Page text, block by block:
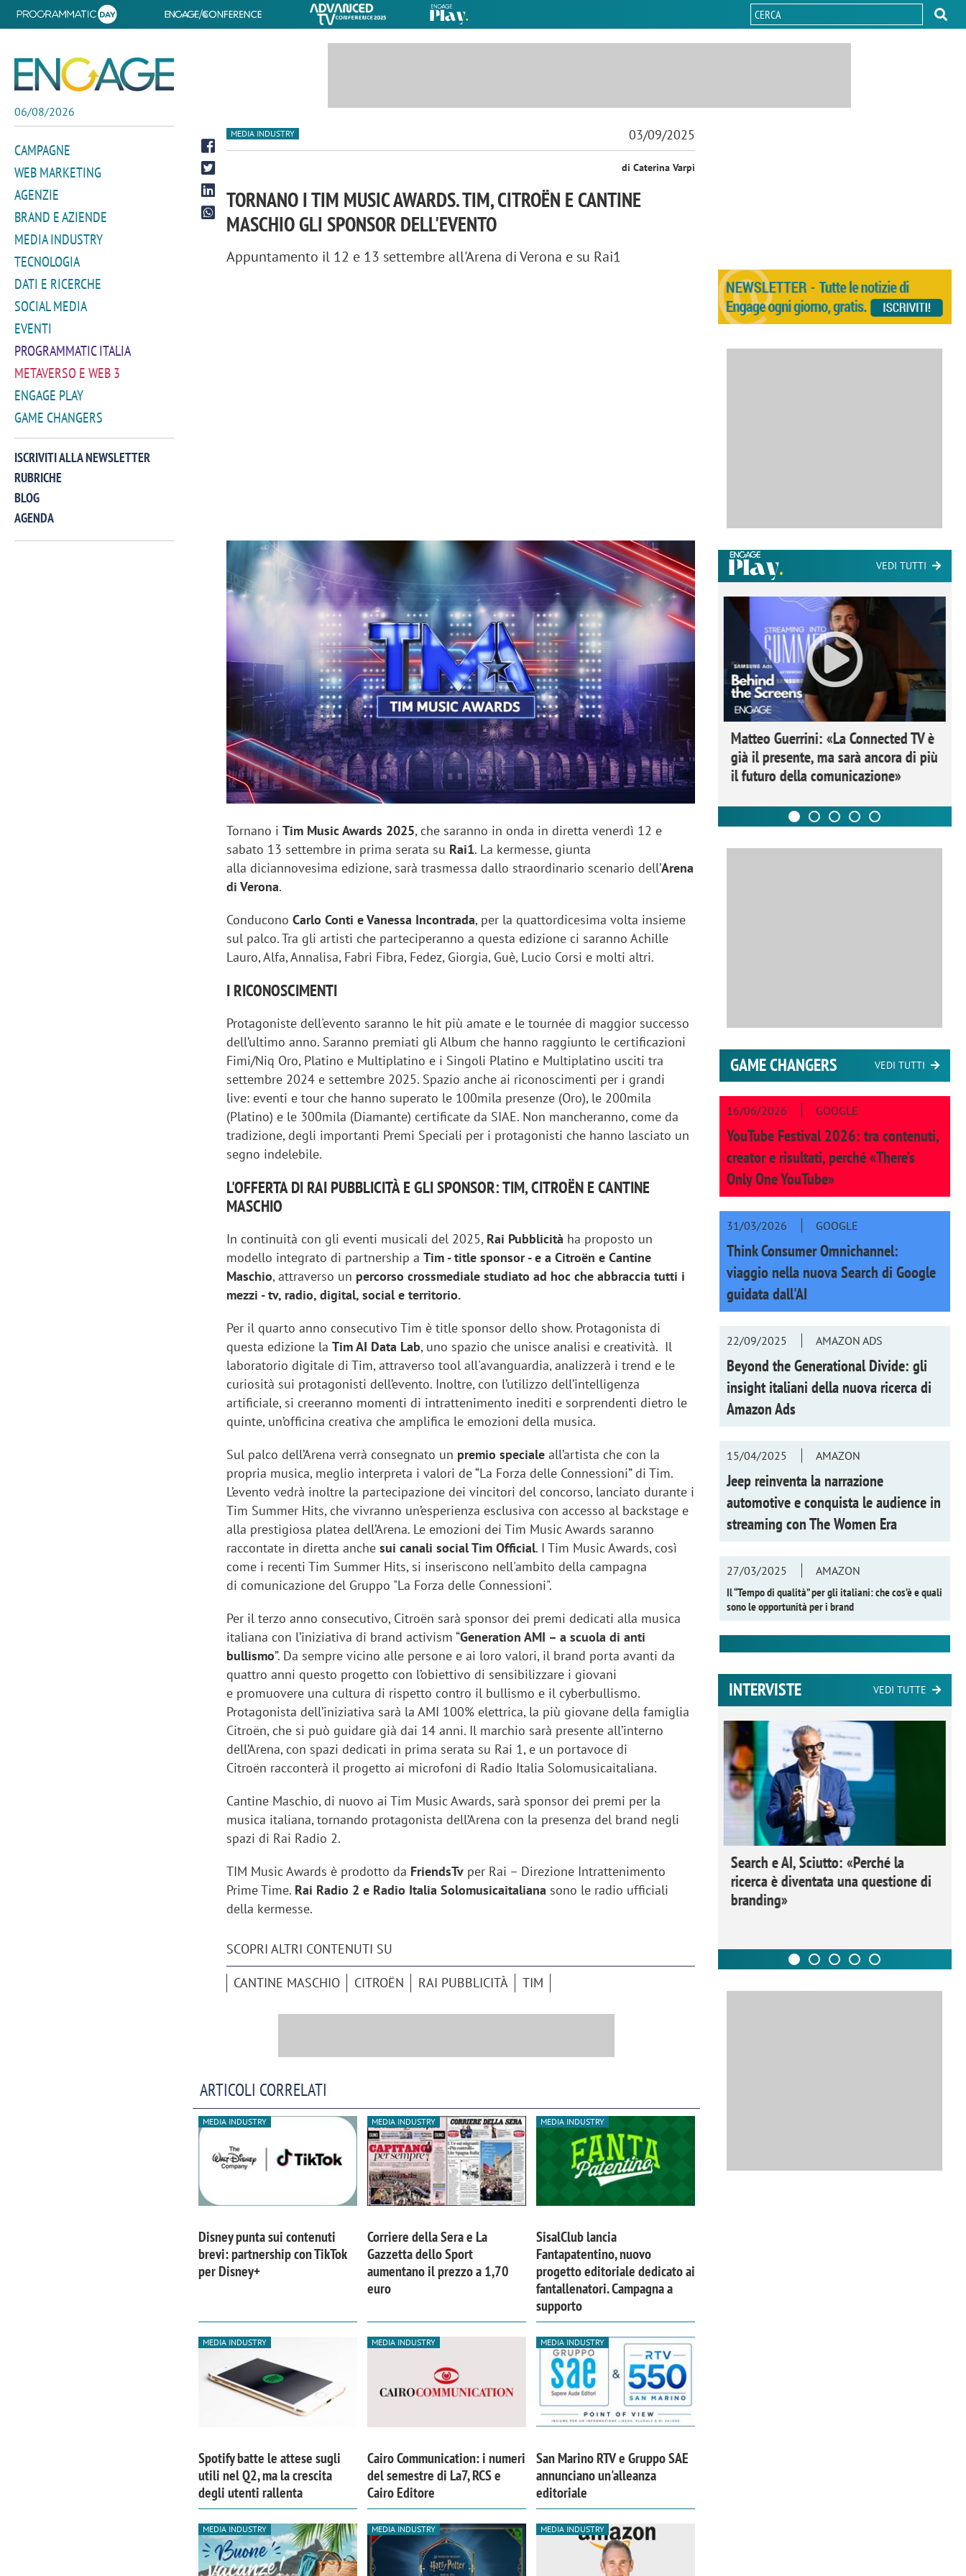
06/08/2026
CAMPAGNE
WEB MARKETING
AGENZIE
BRAND E AZIENDE
MEDIA INDUSTRY
TECNOLOGIA
DATI E RICERCHE
SOCIAL MEDIA
EVENTI
PROGRAMMATIC ITALIA
METAVERSO E WEB 3
ENGAGE PLAY
GAME CHANGERS
ISCRIVITI ALLA NEWSLETTER
RUBRICHE
BLOG
AGENDA
MEDIA INDUSTRY 03/09/2025
di Caterina Varpi
TORNANO I TIM MUSIC AWARDS. TIM, CITROËN E CANTINE
MASCHIO GLI SPONSOR DELL'EVENTO
Appuntamento il 12 e 13 settembre all'Arena di Verona e su Rai1
Tornano iTim Music Awards 2025, che saranno in onda in diretta venerdì 12 e
sabato 13 settembre in prima serata su Rai1. La kermesse, giunta
alla diciannovesima edizione, sarà trasmessa dallo straordinario scenario dell’Arena
di Verona.
ConduconoCarlo Conti e Vanessa Incontrada, per la quattordicesima volta insieme
sul palco. Tra gli artisti che parteciperanno a questa edizione ci saranno Achille
Lauro, Alfa, Annalisa, Fabri Fibra, Fedez, Giorgia, Guè, Lucio Corsi e molti altri.
I RICONOSCIMENTI
Protagoniste dell'evento saranno le hit più amate e le tournée di maggior successo
dell’ultimo anno. Saranno premiati gli Album che hanno raggiunto le certificazioni
Fimi/Niq Oro, Platino e Multiplatino e i Singoli Platino e Multiplatino usciti tra
settembre 2024 e settembre 2025. Spazio anche ai riconoscimenti per i grandi
live: eventi e tour che hanno superato le 100mila presenze (Oro), le 200mila
(Platino) e le 300mila (Diamante) certificate da SIAE. Non mancheranno, come da
tradizione, degli importanti Premi Speciali per i protagonisti che hanno lasciato un
segno indelebile.
L'OFFERTA DI RAI PUBBLICITÀ E GLI SPONSOR: TIM, CITROËN E CANTINE
MASCHIO
In continuità con gli eventi musicali del 2025, Rai Pubblicità ha proposto un
modello integrato di partnership aTim - title sponsor - e a Citroën e Cantine
Maschio, attraverso un percorso crossmediale studiato ad hoc che abbraccia tutti i
mezzi - tv, radio, digital, social e territorio.
Per il quarto anno consecutivo Tim è title sponsor dello show. Protagonista di
questa edizione laTim AI Data Lab, uno spazio che unisce analisi e creatività. Il
laboratorio digitale di Tim, attraverso tool all'avanguardia, analizzerà i trend e le
curiosità sui protagonisti dell’evento. Inoltre, con l’utilizzo dell’intelligenza
artificiale, si creeranno momenti di intrattenimento inediti e sorprendenti dietro le
quinte, un’officina creativa che amplifica le emozioni della musica.
Sul palco dell’Arena verrà consegnato un premio speciale all’artista che con la
propria musica, meglio interpreta i valori de “La Forza delle Connessioni” di Tim.
L’evento vedrà inoltre la partecipazione dei vincitori del concorso, lanciato durante i
Tim Summer Hits, che vivranno un’esperienza esclusiva con accesso al backstage e
alla prestigiosa platea dell’Arena. Le emozioni dei Tim Music Awards saranno
raccontate in diretta anchesui canali social Tim Official. I Tim Music Awards, così
come i recenti Tim Summer Hits, si inseriscono nell'ambito della campagna
di comunicazione del Gruppo "La Forza delle Connessioni".
Per il terzo anno consecutivo, Citroën sarà sponsor dei premi dedicati alla musica
italiana con l’iniziativa di brand activism “Generation AMI – a scuola di anti
bullismo”. Da sempre vicino alle persone e ai loro valori, il brand porta avanti da
quattro anni questo progetto con l’obiettivo di sensibilizzare i giovani
e promuovere una cultura di rispetto contro il bullismo e il cyberbullismo.
Protagonista dell’iniziativa sarà la AMI 100% elettrica, la più giovane della famiglia
Citroën, che si può guidare già dai 14 anni. Il marchio sarà presente all’interno
dell’Arena, con spazi dedicati in prima serata su Rai 1, e un portavoce di
Citroën racconterà il progetto ai microfoni di Radio Italia Solomusicaitaliana.
Cantine Maschio, di nuovo ai Tim Music Awards, sarà sponsor dei premi per la
musica italiana, tornando protagonista dell’Arena con la presenza del brand negli
spazi di Rai Radio 2.
TIM Music Awards è prodotto da FriendsTv per Rai – Direzione Intrattenimento
Prime Time. Rai Radio 2 e Radio Italia Solomusicaitaliana sono le radio ufficiali
della kermesse.
SCOPRI ALTRI CONTENUTI SU
CANTINE MASCHIO CITROËN RAI PUBBLICITÀ TIM
ARTICOLI CORRELATI
MEDIA INDUSTRY
Disney punta sui contenuti
brevi: partnership con TikTok
per Disney+
MEDIA INDUSTRY
Corriere della Sera e La
Gazzetta dello Sport
aumentano il prezzo a 1,70
euro
MEDIA INDUSTRY
SisalClub lancia
Fantapatentino, nuovo
progetto editoriale dedicato ai
fantallenatori. Campagna a
supporto
MEDIA INDUSTRY
Spotify batte le attese sugli
utili nel Q2, ma la crescita
degli utenti rallenta
MEDIA INDUSTRY
Cairo Communication: i numeri
del semestre di La7, RCS e
Cairo Editore
MEDIA INDUSTRY
San Marino RTV e Gruppo SAE
annunciano un'alleanza
editoriale
MEDIA INDUSTRY MEDIA INDUSTRY MEDIA INDUSTRY
VEDI TUTTI
Manassero, Samsung Ads: «Con Total
Perez, Samsung Ads: «L'Italia è un
mercato strategico e continuerà a
crescere»
Networking agli eventi: come la
startup Kicè punta a eliminare lo
"spreco di relazioni"
Matteo Guerrini: «La Connected TV è
già il presente, ma sarà ancora di più
il futuro della comunicazione»
GAME CHANGERS VEDI TUTTI
16/06/2026 GOOGLE
YouTube Festival 2026: tra contenuti,
creator e risultati, perché «There’s
Only One YouTube»
31/03/2026 GOOGLE
Think Consumer Omnichannel:
viaggio nella nuova Search di Google
guidata dall'AI
22/09/2025 AMAZON ADS
Beyond the Generational Divide: gli
insight italiani della nuova ricerca di
Amazon Ads
15/04/2025 AMAZON
Jeep reinventa la narrazione
automotive e conquista le audience in
streaming conThe Women Era
27/03/2025
AMAZON
Il “Tempo di qualità” per gli italiani: che cos’è e quali
sono le opportunità per i brand
INTERVISTE VEDI TUTTE
comunicazione crea un brand food:
Emanuele Viora di Deloitte Digital:
«La creatività resta centrale, l’AI deve
amplificare il talento»
Ricerche di mercato. Neri, Ipsos
Doxa: «Non basta più descrivere i
fenomeni: bisogna comprenderli e
Search e AI, Sciutto: «Perché la
ricerca è diventata una questione di
branding»